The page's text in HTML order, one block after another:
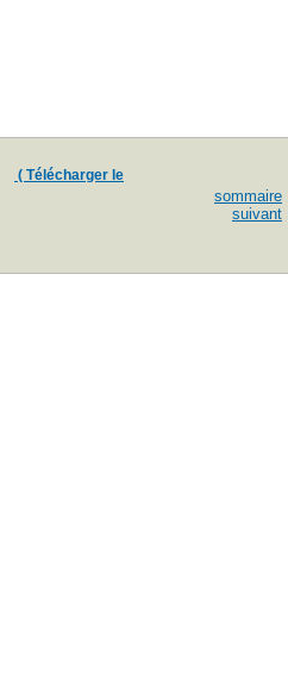
( Télécharger le
sommaire
suivant